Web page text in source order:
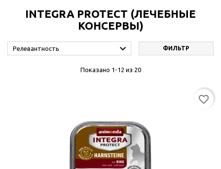
INTEGRA PROTECT (ЛЕЧЕБНЫЕ
КОНСЕРВЫ)
Релевантность  ФИЛЬТР
Показано 1-12 из 20
favorite_border